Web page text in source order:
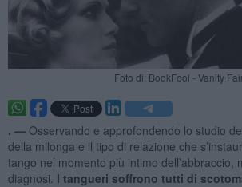
Foto di: BookFool - Vanity
. — Osservando e approfondendo lo studio
della milonga e il tipo di relazione che
tango nel momento più intimo dell’abbraccio,
diagnosi. I tangueri soffrono tutti di